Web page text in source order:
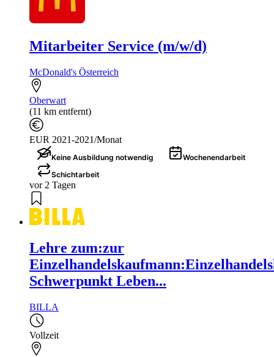
Mitarbeiter Service (m/w/d)
McDonald's Österreich
Oberwart
(11 km entfernt)
EUR 2021-2021/Monat
Keine Ausbildung notwendig
Wochenendarbeit
Schichtarbeit
vor 2 Tagen
Lehre zum:zur
Schwerpunkt Leben...
BILLA
Vollzeit